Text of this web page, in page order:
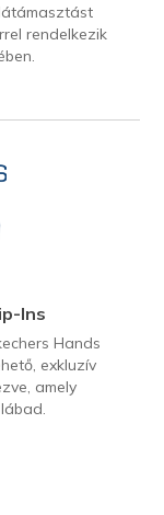
rendelkezik
Ins
Hands
exkluzív
amely